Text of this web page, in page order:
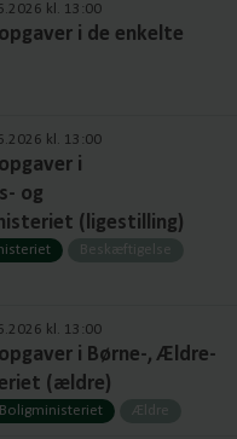
kl. 13:00
i de enkelte
kl. 13:00
i
og
(ligestilling)
Beskæftigelse
kl. 13:00
i Børne-, Ældre-
(ældre)
Ældre